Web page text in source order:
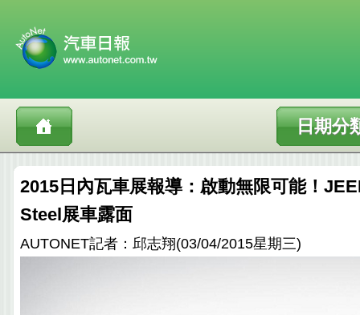
日期分
2015日內瓦車展報導：啟動無限可能！
Steel展車露面
AUTONET記者：邱志翔(03/04/2015星期三)